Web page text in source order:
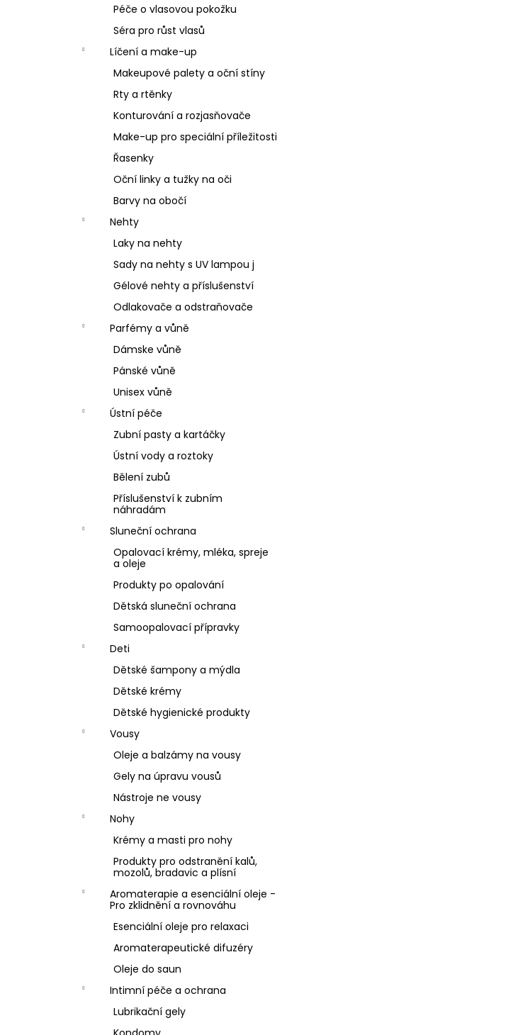
Péče o vlasovou pokožku
Séra pro růst vlasů
Líčení a make-up
Makeupové palety a oční stíny
Rty a rtěnky
Konturování a rozjasňovače
Make-up pro speciální příležitosti
Řasenky
Oční linky a tužky na oči
Barvy na obočí
Nehty
Laky na nehty
Sady na nehty s UV lampou j
Gélové nehty a příslušenství
Odlakovače a odstraňovače
Parfémy a vůně
Dámske vůně
Pánské vůně
Unisex vůně
Ústní péče
Zubní pasty a kartáčky
Ústní vody a roztoky
Bělení zubů
Příslušenství k zubním
náhradám
Sluneční ochrana
Opalovací krémy, mléka, spreje
a oleje
Produkty po opalování
Dětská sluneční ochrana
Samoopalovací přípravky
Deti
Dětské šampony a mýdla
Dětské krémy
Dětské hygienické produkty
Vousy
Oleje a balzámy na vousy
Gely na úpravu vousů
Nástroje ne vousy
Nohy
Krémy a masti pro nohy
Produkty pro odstranění kalů,
mozolů, bradavic a plísní
Aromaterapie a esenciální oleje -
Pro zklidnění a rovnováhu
Esenciální oleje pro relaxaci
Aromaterapeutické difuzéry
Oleje do saun
Intimní péče a ochrana
Lubrikační gely